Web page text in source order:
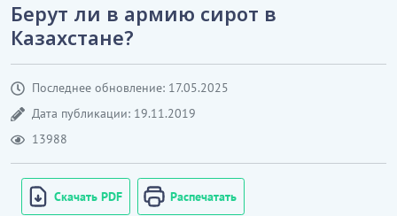
Берут ли в армию сирот в
Казахстане?
Последнее обновление: 17.05.2025
Дата публикации: 19.11.2019
13988
Скачать PDF Распечатать